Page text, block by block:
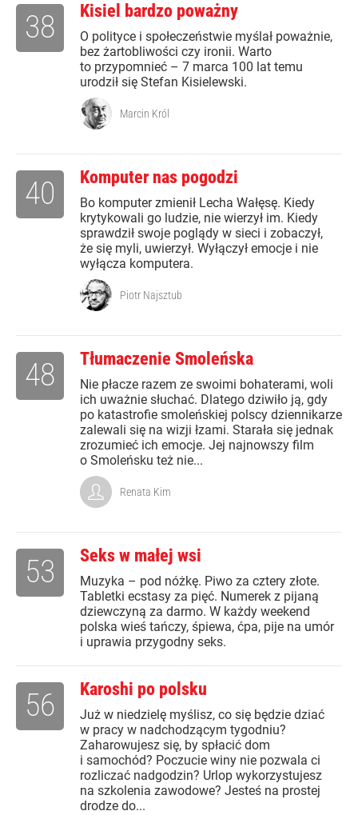
Kisiel bardzo poważny
O polityce i społeczeństwie myślał poważnie,
bez żartobliwości czy ironii. Warto
to przypomnieć – 7 marca 100 lat temu
urodził się Stefan Kisielewski.
38
Marcin Król
Komputer nas pogodzi
Bo komputer zmienił Lecha Wałęsę. Kiedy
krytykowali go ludzie, nie wierzył im. Kiedy
sprawdził swoje poglądy w sieci i zobaczył,
że się myli, uwierzył. Wyłączył emocje i nie
wyłącza komputera.
40
Piotr Najsztub
Tłumaczenie Smoleńska
Nie płacze razem ze swoimi bohaterami, woli
ich uważnie słuchać. Dlatego dziwiło ją, gdy
po katastrofie smoleńskiej polscy dziennikarze
zalewali się na wizji łzami. Starała się jednak
zrozumieć ich emocje. Jej najnowszy film
o Smoleńsku też nie...
48
Renata Kim
Seks w małej wsi
Muzyka – pod nóżkę. Piwo za cztery złote.
Tabletki ecstasy za pięć. Numerek z pijaną
dziewczyną za darmo. W każdy weekend
polska wieś tańczy, śpiewa, ćpa, pije na umór
i uprawia przygodny seks.
53
Karoshi po polsku
Już w niedzielę myślisz, co się będzie dziać
w pracy w nadchodzącym tygodniu?
Zaharowujesz się, by spłacić dom
i samochód? Poczucie winy nie pozwala ci
rozliczać nadgodzin? Urlop wykorzystujesz
na szkolenia zawodowe? Jesteś na prostej
drodze do...
56